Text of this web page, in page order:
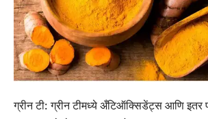
ग्रीन टी: ग्रीन टीमध्ये अँटिऑक्सिडेंट्स आणि इतर